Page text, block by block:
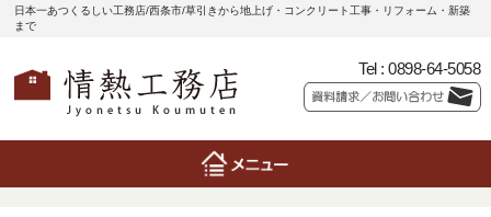
日本一あつくるしい工務店/西条市/草引きから地上げ・コンクリート工事・リフォーム・新築
まで
Tel : 0898-64-5058